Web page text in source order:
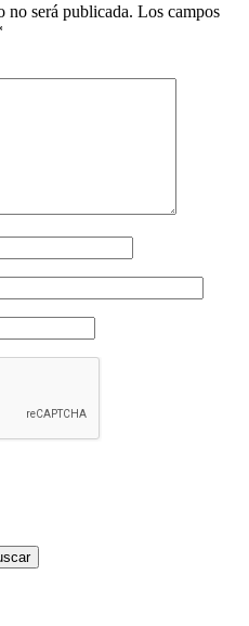
no será publicada. Los campos